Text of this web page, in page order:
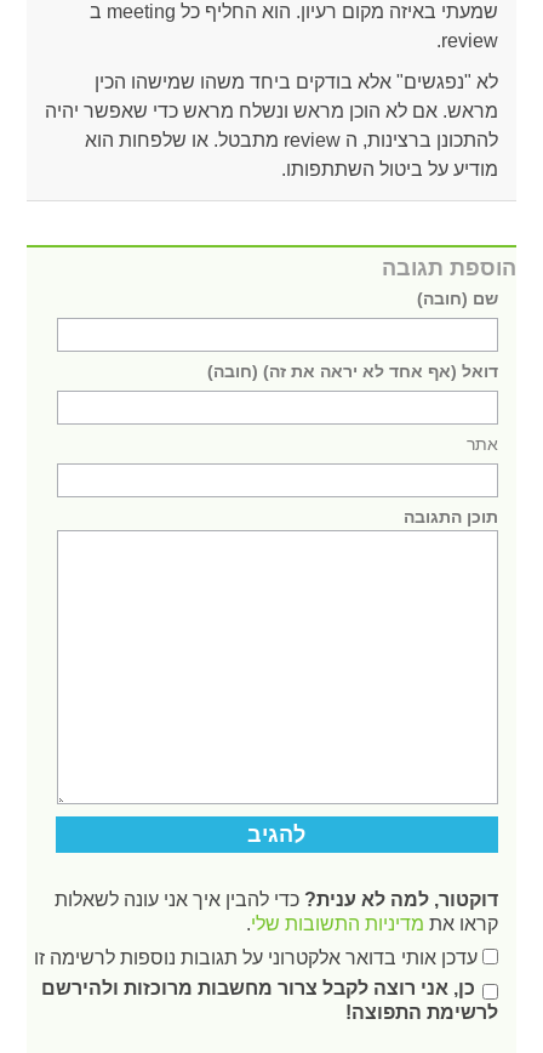
שמעתי באיזה מקום רעיון. הוא החליף כל meeting ב
review.
לא "נפגשים" אלא בודקים ביחד משהו שמישהו הכין
מראש. אם לא הוכן מראש ונשלח מראש כדי שאפשר יהיה
להתכונן ברצינות, ה review מתבטל. או שלפחות הוא
מודיע על ביטול השתתפותו.
הוספת תגובה
שם (חובה)
דואל (אף אחד לא יראה את זה) (חובה)
אתר
תוכן התגובה
דוקטור, למה לא ענית? כדי להבין איך אני עונה לשאלות
קראו את מדיניות התשובות שלי.
עדכן אותי בדואר אלקטרוני על תגובות נוספות לרשימה זו
כן, אני רוצה לקבל צרור מחשבות מרוכזות ולהירשם
לרשימת התפוצה!